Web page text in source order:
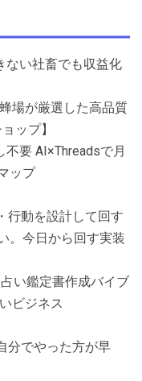
ない社畜でも収益化
場が厳選した高品質
ップ】
不要 AI×Threadsで月
ップ
行動を設計して回す
。今日から回す実装
い鑑定書作成バイブ
ビジネス
分でやった方が早